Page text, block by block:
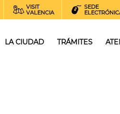
VISIT
VALENCIA
SEDE
LA CIUDAD TRÁMITES